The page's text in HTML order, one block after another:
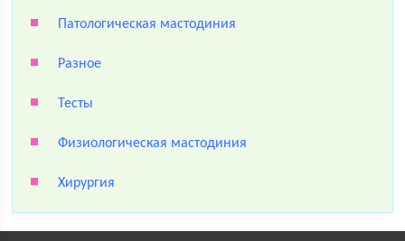
Патологическая мастодиния
Разное
Тесты
Физиологическая мастодиния
Хирургия